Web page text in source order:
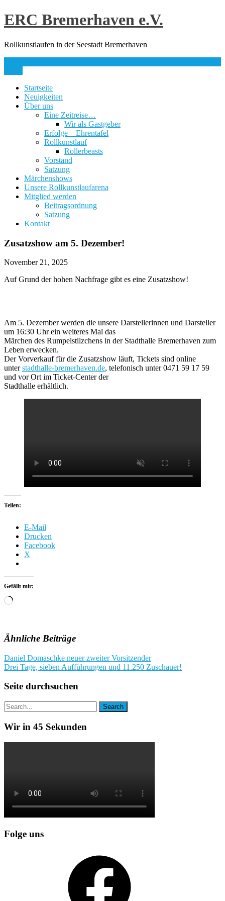
Skip
to
ERC Bremerhaven e.V.
Rollkunstlaufen in der Seestadt Bremerhaven
Startseite
Neuigkeiten
Über uns
Eine Zeitreise…
Wir als Gastgeber
Erfolge – Ehrentafel
Rollkunstlauf
Rollerbeasts
Vorstand
Satzung
Märchenshows
Unsere Rollkunstlaufarena
Mitglied werden
Beitragsordnung
Satzung
Kontakt
Zusatzshow am 5. Dezember!
November 21, 2025
Auf Grund der hohen Nachfrage gibt es eine Zusatzshow!
Am 5. Dezember werden die unsere Darstellerinnen und Darsteller
um 16:30 Uhr ein weiteres Mal das
Märchen des Rumpelstilzchens in der Stadthalle Bremerhaven zum
Leben erwecken.
Der Vorverkauf für die Zusatzshow läuft, Tickets sind online
unterstadthalle-bremerhaven.de, telefonisch unter 0471 59 17 59
und vor Ort im Ticket-Center der
Stadthalle erhältlich.
Teilen:
E-Mail
Drucken
Facebook
X
Gefällt mir:
Wird
Ähnliche Beiträge
Beitragsnavigation
Daniel Domaschke neuer zweiter Vorsitzender
Drei Tage, sieben Aufführungen und 11.250 Zuschauer!
Seite durchsuchen
Wir in 45 Sekunden
Folge uns